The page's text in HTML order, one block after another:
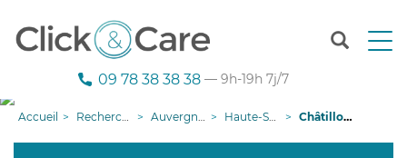
T
n
09 78 38 38 38 — 9h-19h 7j/7
Accueil Recherche aide à domicile Auvergne-Rhône-Alpes Haute-Savoie Châtillon-sur-Cluses